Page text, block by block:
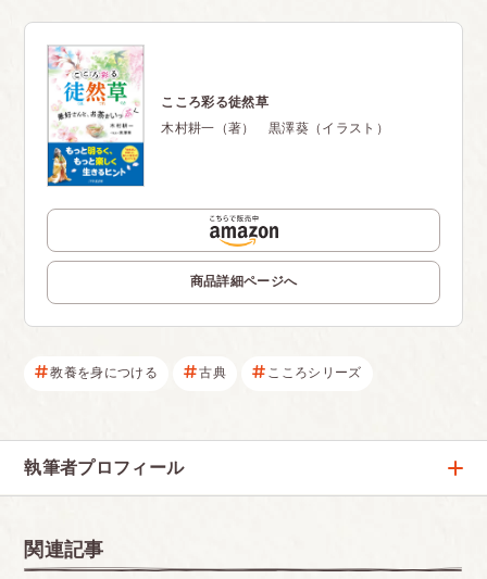
こころ彩る徒然草
木村耕一（著） 黒澤葵（イラスト）
商品詳細ページへ
教養を身につける 古典 こころシリーズ
執筆者プロフィール
関連記事